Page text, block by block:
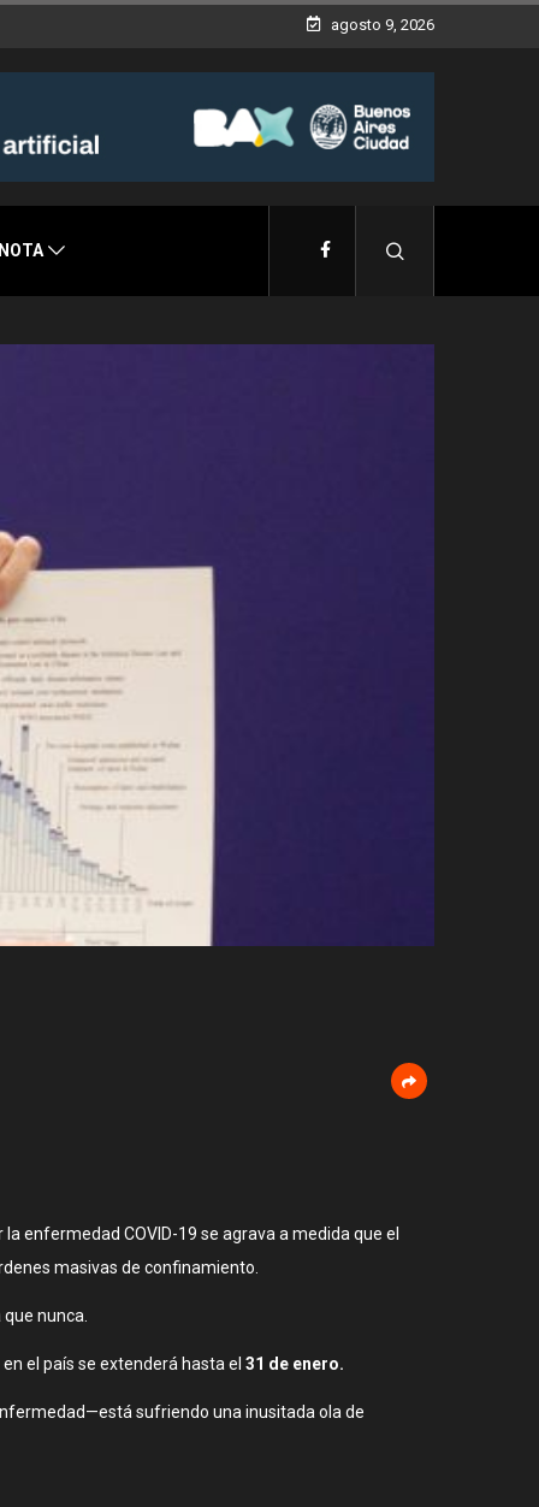
agosto 9, 2026
enfermedad COVID-19 se agrava a medida que el
masivas de confinamiento.
nunca.
el país se extenderá hasta el 31 de enero.
sufriendo una inusitada ola de